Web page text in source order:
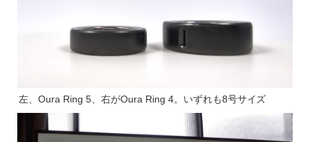
左、Oura Ring 5、右がOura Ring 4。いずれも8号サイズ